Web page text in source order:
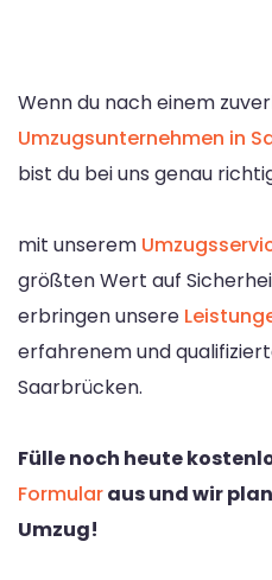
Wenn du nach einem
Umzugsunternehmen in
bist du bei uns genau
mit unserem
größten Wert auf
erbringen unsere
erfahrenem und
Saarbrücken.
Fülle noch heute
Formularaus und wir
Umzug!